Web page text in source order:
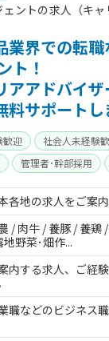
ントの求人（キ
業界での転
ト！
アアドバイ
料サポートし
歓迎 社会人未経験
管理者･幹部採用
食事補助あり
残
年間休日100日以上
社会保険完備 単身
各地の求人をご案内
/ 肉牛 / 養豚 / 養鶏
地野菜･畑作...
内する求人、ご経
職などのビジネス